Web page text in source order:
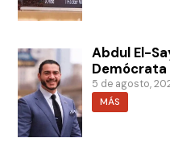
Abdul El-
Demócrata
5 de agosto,
MÁS